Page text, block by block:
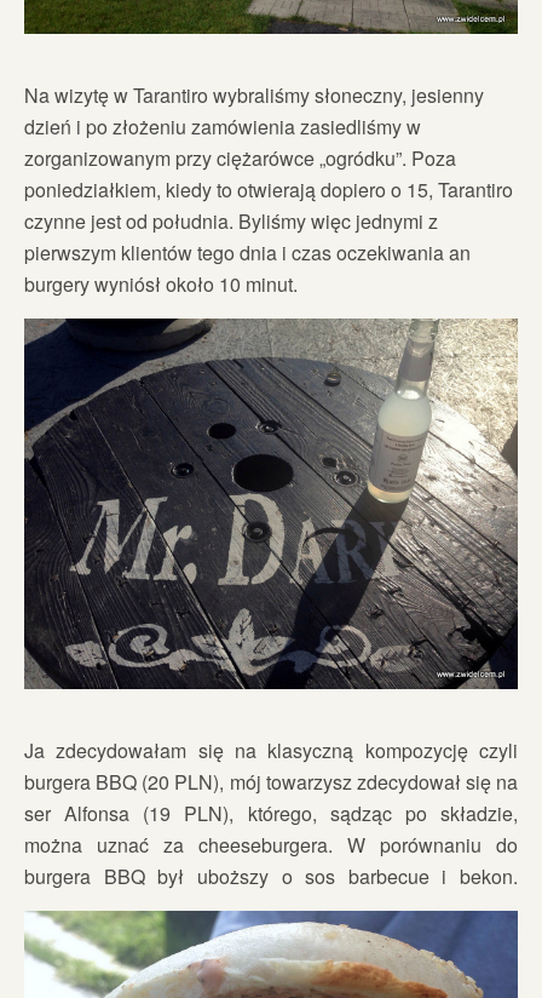
Na wizytę w Tarantiro wybraliśmy słoneczny, jesienny
dzień i po złożeniu zamówienia zasiedliśmy w
zorganizowanym przy ciężarówce „ogródku”. Poza
poniedziałkiem, kiedy to otwierają dopiero o 15, Tarantiro
czynne jest od południa. Byliśmy więc jednymi z
pierwszym klientów tego dnia i czas oczekiwania an
burgery wyniósł około 10 minut.
Ja zdecydowałam się na klasyczną kompozycję czyli
burgera BBQ (20 PLN), mój towarzysz zdecydował się na
ser Alfonsa (19 PLN), którego, sądząc po składzie,
można uznać za cheeseburgera. W porównaniu do
burgera BBQ był uboższy o sos barbecue i bekon.